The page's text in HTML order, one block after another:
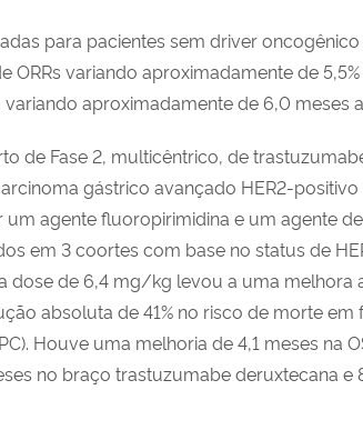
para pacientes sem driver
variando aproximadamente de 5,5%
aproximadamente de 6,0 meses
de Fase 2, multicêntrico, de
gástrico avançado HER2-positivo
agente fluoropirimidina e um agente
em 3 coortes com base no status de
de 6,4 mg/kg levou a uma melhora
absoluta de 41% no risco de morte em
Houve uma melhoria de 4,1 meses na
no braço trastuzumabe deruxtecana e